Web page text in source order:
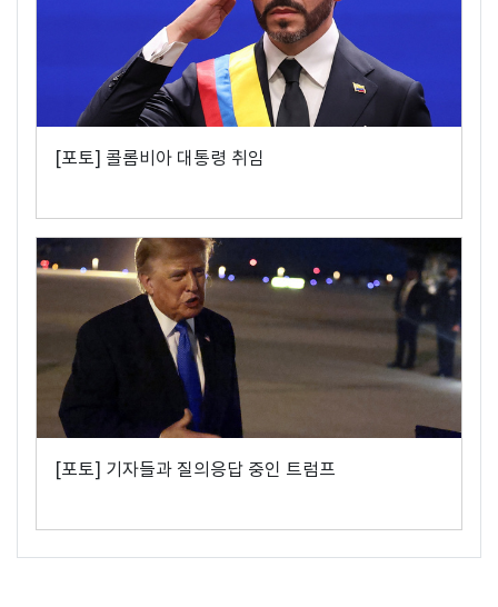
[포토] 콜롬비아 대통령 취임
[포토] 기자들과 질의응답 중인 트럼프